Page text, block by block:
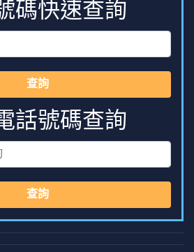
碼快速查詢
查詢
話號碼查詢
查詢